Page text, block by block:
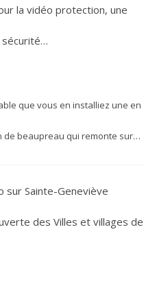
la vidéo protection, une
que vous en installiez une en
de beaupreau qui remonte sur…
sur Sainte-Geneviève
des Villes et villages de